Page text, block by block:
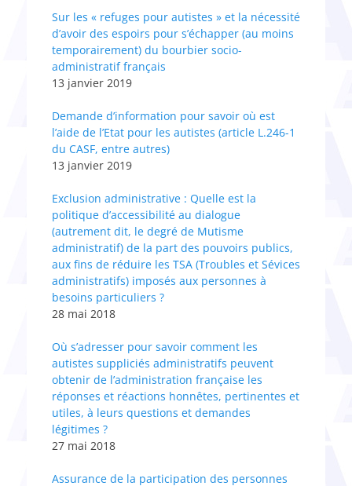
Sur les « refuges pour autistes » et la nécessité
d’avoir des espoirs pour s’échapper (au moins
temporairement) du bourbier socio-
administratif français
13 janvier 2019
Demande d’information pour savoir où est
l’aide de l’Etat pour les autistes (article L.246-1
du CASF, entre autres)
13 janvier 2019
Exclusion administrative : Quelle est la
politique d’accessibilité au dialogue
(autrement dit, le degré de Mutisme
administratif) de la part des pouvoirs publics,
aux fins de réduire les TSA (Troubles et Sévices
administratifs) imposés aux personnes à
besoins particuliers ?
28 mai 2018
Où s’adresser pour savoir comment les
autistes suppliciés administratifs peuvent
obtenir de l’administration française les
réponses et réactions honnêtes, pertinentes et
utiles, à leurs questions et demandes
légitimes ?
27 mai 2018
Assurance de la participation des personnes